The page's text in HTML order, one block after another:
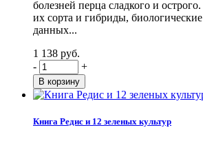
болезней перца сладкого и
их сорта и гибриды,
данных...
1 138 руб.
-
+
Книга Редис и 12 зеленых культур